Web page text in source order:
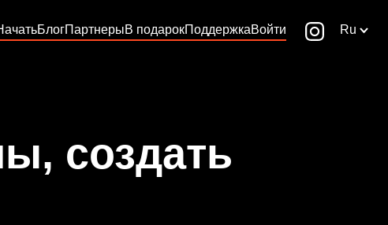
БлогПартнерыВ подарокПоддержкаВойти Ru
создать